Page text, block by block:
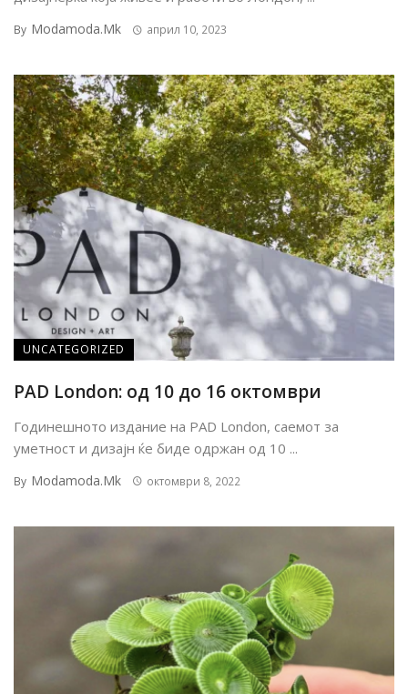
By Modamoda.mk април 10, 2023
UNCATEGORIZED
PAD London: од 10 до 16 октомври
Годинешното издание на PAD London, саемот за
уметност и дизајн ќе биде одржан од 10 ...
By Modamoda.mk октомври 8, 2022